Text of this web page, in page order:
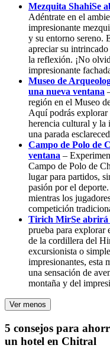
Mezquita ShahiSe
Adéntrate en el
impresionante
y su entorno sereno.
apreciar su
la reflexión. ¡No
impresionante
Museo de
una nueva ventana
región en el Museo
Aquí podrás explorar
herencia cultural y la
una parada
Campo de Polo de
ventana –
Campo de Polo de
lugar para partidos,
pasión por el
mientras los
competición
Tirich MirSe abrirá
prueba para explorar
de la cordillera del
excursionista o
impresionantes, esta
una sensación de
montaña y del
Ver menos
5 consejos para
un hotel en Chitral